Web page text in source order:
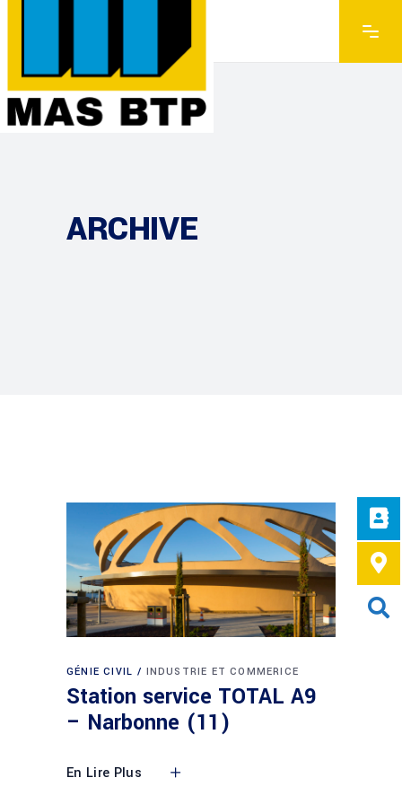
ARCHIVE
GÉNIE CIVIL INDUSTRIE ET COMMERICE
Station service TOTAL A9
– Narbonne (11)
En Lire Plus